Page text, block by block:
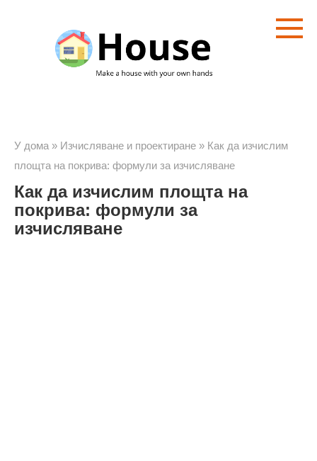
съдържанието
У дома » Изчисляване и проектиране » Как да изчислим
площта на покрива: формули за изчисляване
Как да изчислим площта на
покрива: формули за
изчисляване